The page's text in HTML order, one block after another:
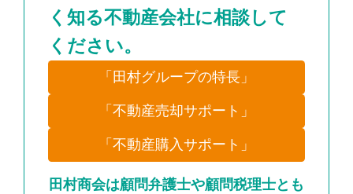
く知る不動産会社に相談して
ください。
「田村グループの特長」
「不動産売却サポート」
「不動産購入サポート」
田村商会は顧問弁護士や顧問税理士とも